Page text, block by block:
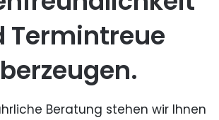
Termintreue
Beratung stehen wir Ihnen